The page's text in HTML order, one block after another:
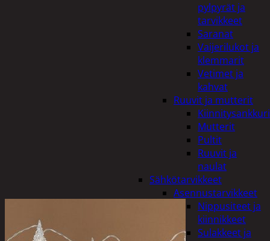
pylpyrät ja
tarvikkeet
Saranat
Vaijerilukot ja
klemmarit
Vetimet ja
kahvat
Ruuvit ja mutterit
Mutterit
Pultit
Ruuvit ja
naulat
Sähkötarvikkeet
Asennustarvikkeet
Nippusiteet ja
kiinnikkeet
Sulakkeet ja